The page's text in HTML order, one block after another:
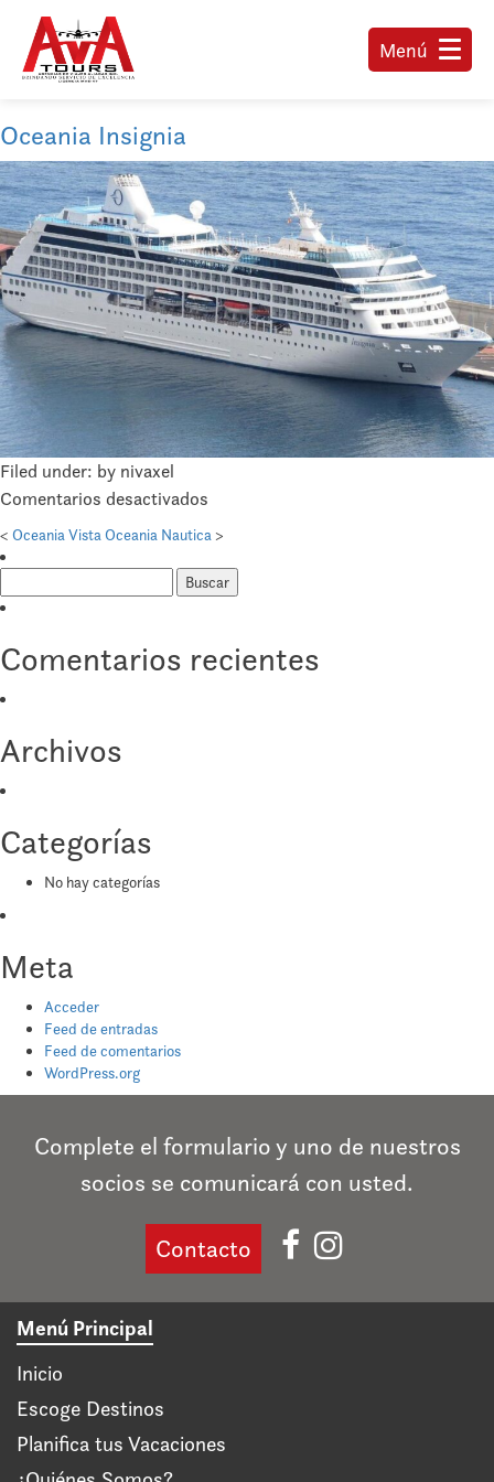
Menú
Oceania Insignia
Filed under: by nivaxel
Comentarios desactivados
< Oceania VistaOceania Nautica >
Comentarios recientes
Archivos
Categorías
No hay categorías
Meta
Acceder
Feed de entradas
Feed de comentarios
WordPress.org
Complete el formulario y uno de nuestros
socios se comunicará con usted.
Contacto
Menú Principal
Inicio
Escoge Destinos
Planifica tus Vacaciones